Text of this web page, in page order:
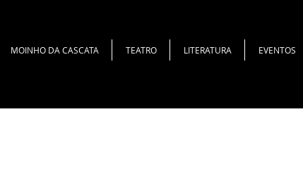
MOINHO DA CASCATA TEATRO LITERATURA EVENTOS